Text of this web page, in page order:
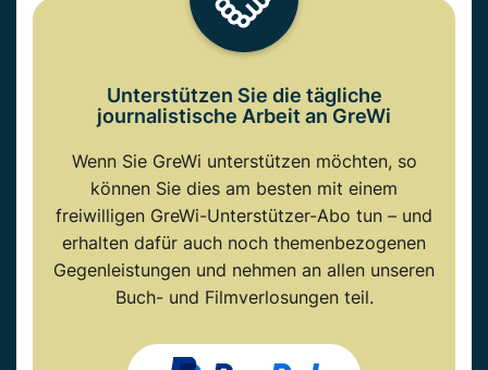
Unterstützen Sie die tägliche
journalistische Arbeit an GreWi
Wenn Sie GreWi unterstützen möchten, so
können Sie dies am besten mit einem
freiwilligen GreWi-Unterstützer-Abo tun – und
erhalten dafür auch noch themenbezogenen
Gegenleistungen und nehmen an allen unseren
Buch- und Filmverlosungen teil.